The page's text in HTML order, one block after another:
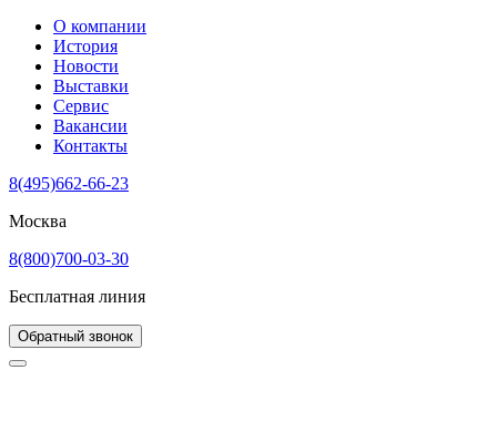
О компании
История
Новости
Выставки
Сервис
Вакансии
Контакты
8(495)662-66-23
Москва
8(800)700-03-30
Бесплатная линия
Обратный звонок